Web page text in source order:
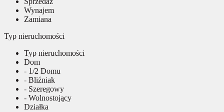
Wynajem
Zamiana
Typ nieruchomości
Typ nieruchomości
Dom
- 1/2 Domu
- Bliźniak
- Szeregowy
- Wolnostojący
Działka